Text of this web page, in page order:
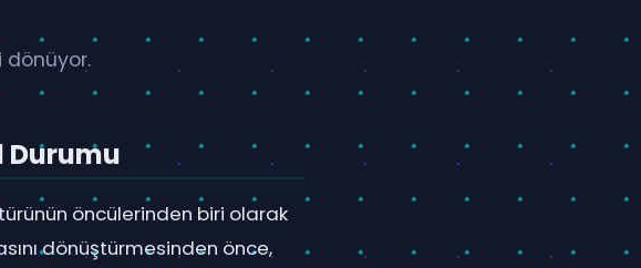
dönüyor.
Durumu
türünün öncülerinden biri olarak
dönüştürmesinden önce,